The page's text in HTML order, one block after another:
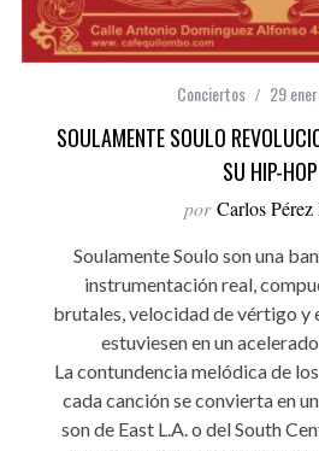
Conciertos 29
SOULAMENTE SOULO
SU HIP-HOP
por Carlos Pérez
Soulamente Soulo son una
instrumentación real,
brutales, velocidad de vértigo y
estuviesen en un
La contundencia melódica de
cada canción se convierta en
son de East L.A. o del South